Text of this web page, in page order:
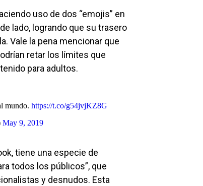
uso de dos “emojis” en
lado, logrando que su trasero
Vale la pena mencionar que
retar los límites que
para adultos.
mundo. https://t.co/g54jvjKZ8G
May 9, 2019
tiene una especie de
todos los públicos”, que
y desnudos. Esta